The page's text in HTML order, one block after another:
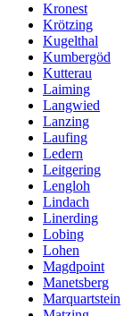
Kronest
Krötzing
Kugelthal
Kumbergöd
Kutterau
Laiming
Langwied
Lanzing
Laufing
Ledern
Leitgering
Lengloh
Lindach
Linerding
Lobing
Lohen
Magdpoint
Manetsberg
Marquartstein